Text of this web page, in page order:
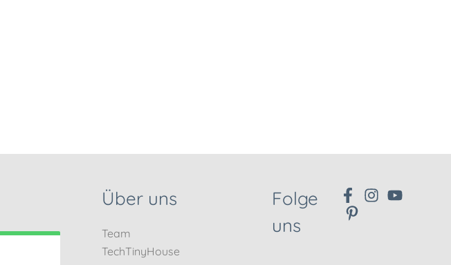
Über uns
Team
TechTinyHouse
Folge
uns